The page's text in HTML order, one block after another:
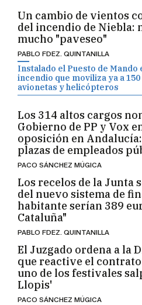
Un cambio de vientos
del incendio de Niebla:
mucho "paveseo"
PABLO FDEZ. QUINTANILLA
Instalado el Puesto de Mando
incendio que moviliza ya a
avionetas y helicópteros
Los 314 altos cargos
Gobierno de PP y Vox
oposición en
plazas de empleados
PACO SÁNCHEZ MÚGICA
Los recelos de la Junta
del nuevo sistema de
habitante serían 389
Cataluña"
PABLO FDEZ. QUINTANILLA
El Juzgado ordena a la
que reactive el
uno de los festivales
Llopis'
PACO SÁNCHEZ MÚGICA